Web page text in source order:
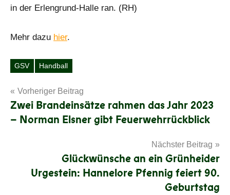
in der Erlengrund-Halle ran. (RH)
Mehr dazu hier.
Schlagwörter
GSV Handball
Beitragsnavigation
Vorheriger Beitrag
Zwei Brandeinsätze rahmen das Jahr 2023
– Norman Elsner gibt Feuerwehrrückblick
Nächster Beitrag
Glückwünsche an ein Grünheider
Urgestein: Hannelore Pfennig feiert 90.
Geburtstag